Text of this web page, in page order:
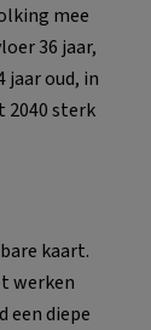
mee
36 jaar,
jaar oud, in
2040 sterk
kaart.
werken
een diepe